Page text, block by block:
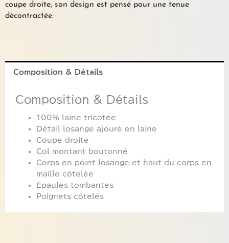
coupe droite, son design est pensé pour une tenue
décontractée.
Composition & Détails
Composition & Détails
100% laine tricotée
Détail losange ajouré en laine
Coupe droite
Col montant boutonné
Corps en point losange et haut du corps en
maille côtelée
Épaules tombantes
Poignets côtelés